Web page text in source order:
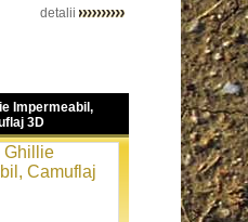
detalii
Impermeabil,
3D